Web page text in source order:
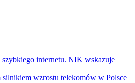
internetu. NIK wskazuje
wzrostu telekomów w Polsce